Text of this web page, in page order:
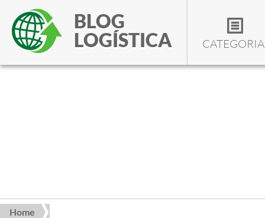
BLOG
LOGÍSTICA
Home